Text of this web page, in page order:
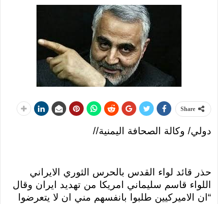
Share
دولي/ وكالة الصحافة اليمنية//
حذر قائد لواء القدس بالحرس الثوري الايراني
اللواء قاسم سليماني امريكا من تهديد ايران وقال
“ان الاميركيين طلبوا بانفسهم مني ان لا يتعرضوا